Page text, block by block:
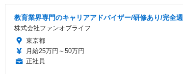
教育業界専門のキャリアアドバイザー/研修あり/完全
株式会社ファンオブライフ
東京都
月給25万円～50万円
正社員